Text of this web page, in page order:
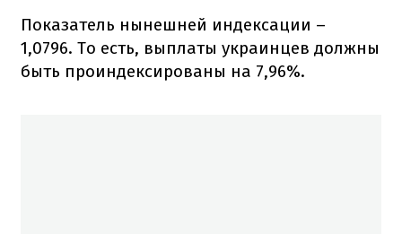
Показатель нынешней индексации –
1,0796. То есть, выплаты украинцев должны
быть проиндексированы на 7,96%.